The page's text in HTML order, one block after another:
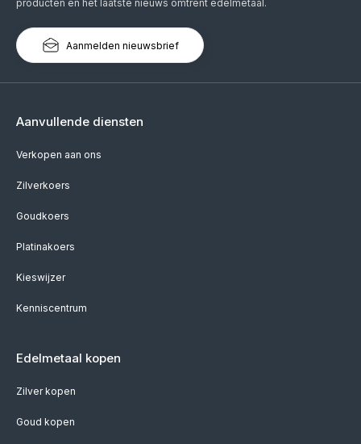
producten en het laatste nieuws omtrent edelmetaal.
Aanmelden nieuwsbrief
Aanvullende diensten
Verkopen aan ons
Zilverkoers
Goudkoers
Platinakoers
Kieswijzer
Kenniscentrum
Edelmetaal kopen
Zilver kopen
Goud kopen